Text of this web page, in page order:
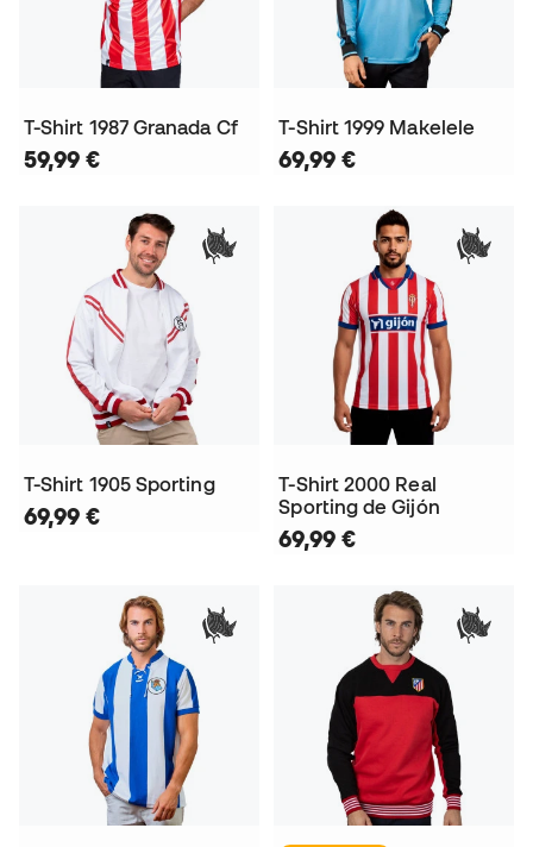
T-Shirt 1987 Granada Cf
59,99 €
T-Shirt 1999 Makelele
69,99 €
T-Shirt 1905 Sporting
69,99 €
T-Shirt 2000 Real
Sporting de Gijón
69,99 €